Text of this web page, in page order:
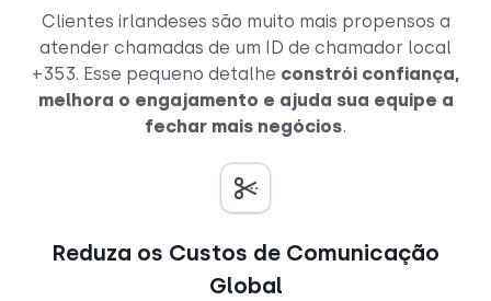
Clientes irlandeses são muito mais propensos a
atender chamadas de um ID de chamador local
+353. Esse pequeno detalhe constrói confiança,
melhora o engajamento e ajuda sua equipe a
fechar mais negócios.
Reduza os Custos de Comunicação
Global